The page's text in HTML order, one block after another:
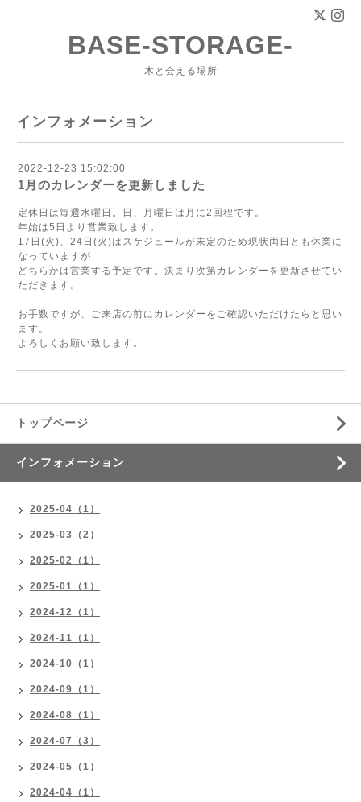
BASE-STORAGE-
木と会える場所
インフォメーション
2022-12-23 15:02:00
1月のカレンダーを更新しました
定休日は毎週水曜日。日、月曜日は月に2回程です。
年始は5日より営業致します。
17日(火)、24日(火)はスケジュールが未定のため現状両日とも休業に
なっていますが
どちらかは営業する予定です。決まり次第カレンダーを更新させてい
ただきます。
お手数ですが、ご来店の前にカレンダーをご確認いただけたらと思い
ます。
よろしくお願い致します。
トップページ
インフォメーション
2025-04（1）
2025-03（2）
2025-02（1）
2025-01（1）
2024-12（1）
2024-11（1）
2024-10（1）
2024-09（1）
2024-08（1）
2024-07（3）
2024-05（1）
2024-04（1）